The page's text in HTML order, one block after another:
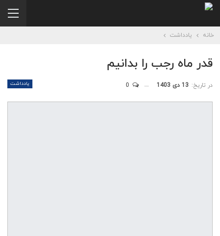
خانه یادداشت
قدر ماه رجب را بدانیم
یادداشت در تاریخ: 13 دی 1403